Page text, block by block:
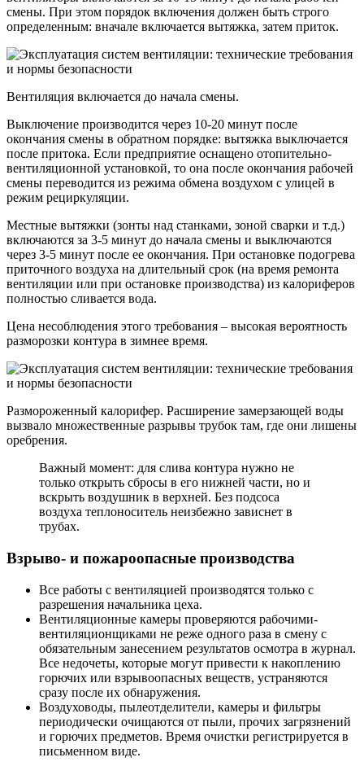
смены. При этом порядок включения должен быть строго
определенным: вначале включается вытяжка, затем приток.
Вентиляция включается до начала смены.
Выключение производится через 10-20 минут после
окончания смены в обратном порядке: вытяжка выключается
после притока. Если предприятие оснащено отопительно-
вентиляционной установкой, то она после окончания рабочей
смены переводится из режима обмена воздухом с улицей в
режим рециркуляции.
Местные вытяжки (зонты над станками, зоной сварки и т.д.)
включаются за 3-5 минут до начала смены и выключаются
через 3-5 минут после ее окончания. При остановке подогрева
приточного воздуха на длительный срок (на время ремонта
вентиляции или при остановке производства) из калориферов
полностью сливается вода.
Цена несоблюдения этого требования – высокая вероятность
разморозки контура в зимнее время.
Размороженный калорифер. Расширение замерзающей воды
вызвало множественные разрывы трубок там, где они лишены
оребрения.
Важный момент: для слива контура нужно не
только открыть сбросы в его нижней части, но и
вскрыть воздушник в верхней. Без подсоса
воздуха теплоноситель неизбежно зависнет в
трубах.
Взрыво- и пожароопасные производства
Все работы с вентиляцией производятся только с
разрешения начальника цеха.
Вентиляционные камеры проверяются рабочими-
вентиляционщиками не реже одного раза в смену с
обязательным занесением результатов осмотра в журнал.
Все недочеты, которые могут привести к накоплению
горючих или взрывоопасных веществ, устраняются
сразу после их обнаружения.
Воздуховоды, пылеотделители, камеры и фильтры
периодически очищаются от пыли, прочих загрязнений
и горючих предметов. Время очистки регистрируется в
письменном виде.